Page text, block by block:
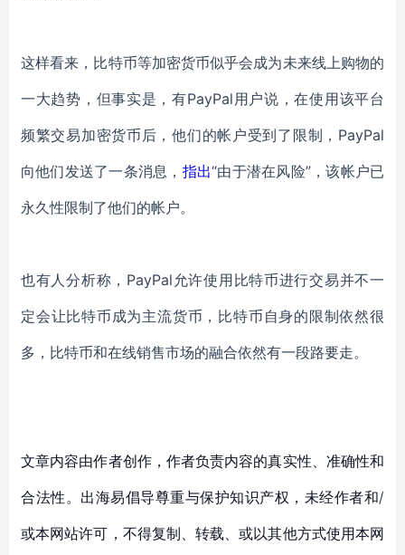
这样看来，比特币等加密货币似乎会成为未来线上购物的
一大趋势，但事实是，有PayPal用户说，在使用该平台
频繁交易加密货币后，他们的帐户受到了 限制 ， PayPal
向他们发送了一条消息， 指出“由于潜在风险”，该帐户已
永久性限制了他们的帐户。
也有人分析称， PayPal允许使用比特币进行交易并不一
定会让比特币成为主流货币，比特币自身的限制依然很
多，比特币和在线销售市场的融合依然有一段路要走。
文章内容由作者创作，作者负责内容的真实性、准确性和
合法性。出海易倡导尊重与保护知识产权，未经作者和/
或本网站许可，不得复制、转载、或以其他方式使用本网